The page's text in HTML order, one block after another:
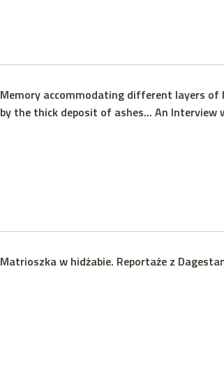
Memory accommodating different layers of
by the thick deposit of ashes... An Interview
Matrioszka w hidżabie. Reportaże z